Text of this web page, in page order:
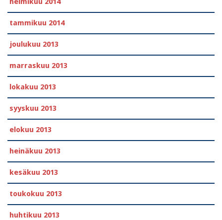
tammikuu 2014
joulukuu 2013
marraskuu 2013
lokakuu 2013
syyskuu 2013
elokuu 2013
heinäkuu 2013
kesäkuu 2013
toukokuu 2013
huhtikuu 2013